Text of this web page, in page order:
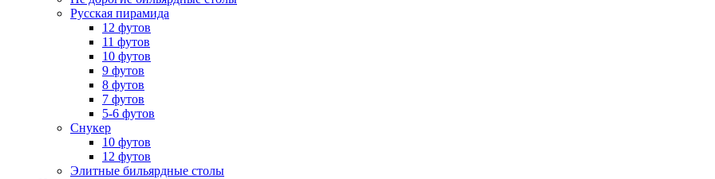
Русская пирамида
12 футов
11 футов
10 футов
9 футов
8 футов
7 футов
5-6 футов
Снукер
10 футов
12 футов
Элитные бильярдные столы